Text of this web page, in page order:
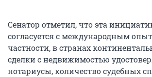
Сенатор отметил, что эта
согласуется с международным
частности, в странах
сделки с недвижимостью
нотариусы, количество судебных